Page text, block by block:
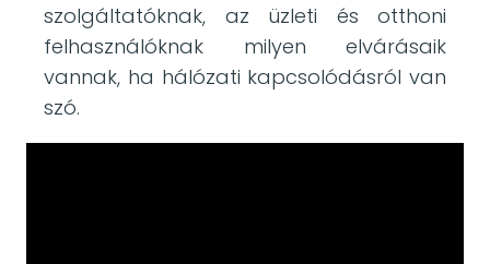
szolgáltatóknak, az üzleti és otthoni
felhasználóknak milyen elvárásaik
vannak, ha hálózati kapcsolódásról van
szó.